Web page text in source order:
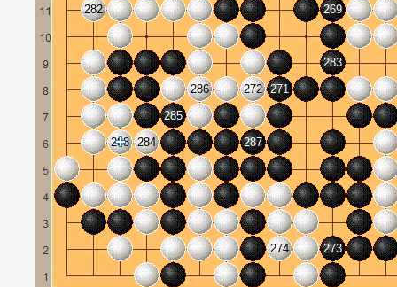
269
271
272
273
274
282
283
284
285
286
287
288